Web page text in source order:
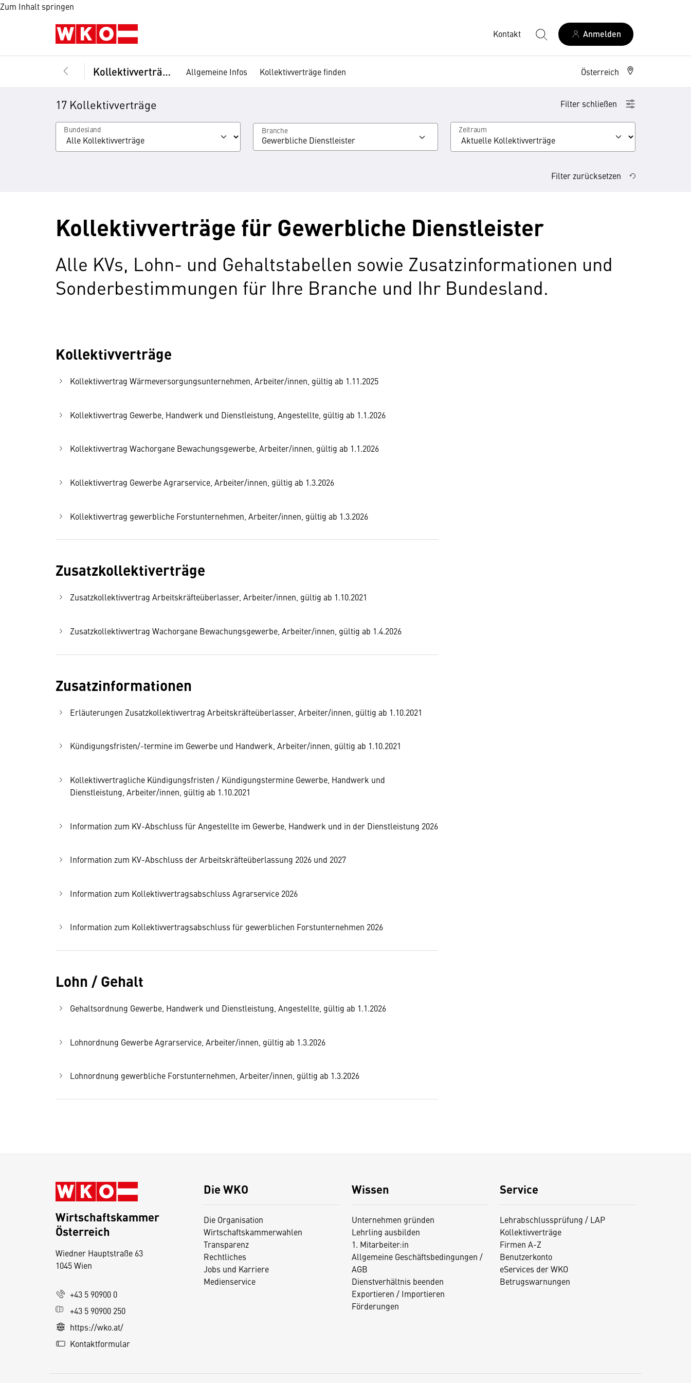
Zum Inhalt springen
Kontakt Anmelden
Kollektivverträge Allgemeine Infos Kollektivverträge finden Österreich
17 Kollektivverträge Filter schließen
Bundesland Branche
Gewerbliche Dienstleister
Zeitraum
Filter zurücksetzen
Kollektivverträge für Gewerbliche Dienstleister
Alle KVs, Lohn- und Gehaltstabellen sowie Zusatzinformationen und
Sonderbestimmungen für Ihre Branche und Ihr Bundesland.
Kollektivverträge
Kollektivvertrag Wärmeversorgungsunternehmen, Arbeiter/innen, gültig ab 1.11.2025
Kollektivvertrag Gewerbe, Handwerk und Dienstleistung, Angestellte, gültig ab 1.1.2026
Kollektivvertrag Wachorgane Bewachungsgewerbe, Arbeiter/innen, gültig ab 1.1.2026
Kollektivvertrag Gewerbe Agrarservice, Arbeiter/innen, gültig ab 1.3.2026
Kollektivvertrag gewerbliche Forstunternehmen, Arbeiter/innen, gültig ab 1.3.2026
Zusatzkollektiverträge
Zusatzkollektivvertrag Arbeitskräfteüberlasser, Arbeiter/innen, gültig ab 1.10.2021
Zusatzkollektivvertrag Wachorgane Bewachungsgewerbe, Arbeiter/innen, gültig ab 1.4.2026
Zusatzinformationen
Erläuterungen Zusatzkollektivvertrag Arbeitskräfteüberlasser, Arbeiter/innen, gültig ab 1.10.2021
Kündigungsfristen/-termine im Gewerbe und Handwerk, Arbeiter/innen, gültig ab 1.10.2021
Kollektivvertragliche Kündigungsfristen / Kündigungstermine Gewerbe, Handwerk und
Dienstleistung, Arbeiter/innen, gültig ab 1.10.2021
Information zum KV-Abschluss für Angestellte im Gewerbe, Handwerk und in der Dienstleistung 2026
Information zum KV-Abschluss der Arbeitskräfteüberlassung 2026 und 2027
Information zum Kollektivvertragsabschluss Agrarservice 2026
Information zum Kollektivvertragsabschluss für gewerblichen Forstunternehmen 2026
Lohn / Gehalt
Gehaltsordnung Gewerbe, Handwerk und Dienstleistung, Angestellte, gültig ab 1.1.2026
Lohnordnung Gewerbe Agrarservice, Arbeiter/innen, gültig ab 1.3.2026
Lohnordnung gewerbliche Forstunternehmen, Arbeiter/innen, gültig ab 1.3.2026
Die WKO
Die Organisation
Wirtschaftskammerwahlen
Transparenz
Rechtliches
Jobs und Karriere
Medienservice
Wissen
Unternehmen gründen
Lehrling ausbilden
1. Mitarbeiter:in
Allgemeine Geschäftsbedingungen /
AGB
Dienstverhältnis beenden
Exportieren / Importieren
Förderungen
Service
Lehrabschlussprüfung / LAP
Kollektivverträge
Firmen A-Z
Benutzerkonto
eServices der WKO
Betrugswarnungen
Wirtschaftskammer
Österreich
Wiedner Hauptstraße 63
1045 Wien
+43 5 90900 0
+43 5 90900 250
https://wko.at/
Kontaktformular